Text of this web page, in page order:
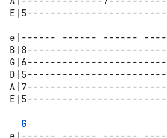
e|------ ------ ------
G